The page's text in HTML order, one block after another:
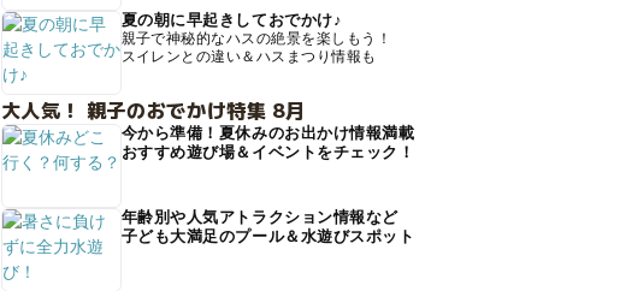
夏の朝に早起きしておでかけ♪
親子で神秘的なハスの絶景を楽しもう！
スイレンとの違い＆ハスまつり情報も
大人気！ 親子のおでかけ特集 8月
今から準備！夏休みのお出かけ情報満載
おすすめ遊び場＆イベントをチェック！
年齢別や人気アトラクション情報など
子ども大満足のプール＆水遊びスポット